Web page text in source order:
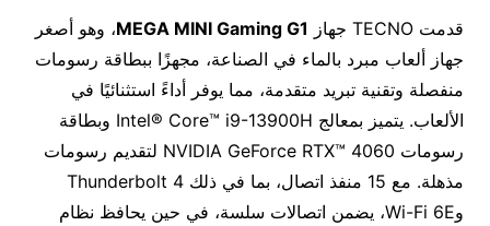
قدمت TECNO جهاز MEGA MINI Gaming G1، وهو أصغر
جهاز ألعاب مبرد بالماء في الصناعة، مجهزًا ببطاقة رسومات
منفصلة وتقنية تبريد متقدمة، مما يوفر أداءً استثنائيًا في
الألعاب. يتميز بمعالج Intel® Core™ i9-13900H وبطاقة
رسومات NVIDIA GeForce RTX™ 4060 لتقديم رسومات
مذهلة. مع 15 منفذ اتصال، بما في ذلك Thunderbolt 4
وWi-Fi 6E، يضمن اتصالات سلسة، في حين يحافظ نظام